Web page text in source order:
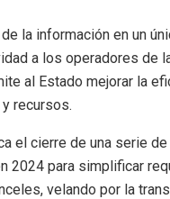
la información en un
a los operadores de
al Estado mejorar la
recursos.
el cierre de una serie
2024 para simplificar
velando por la